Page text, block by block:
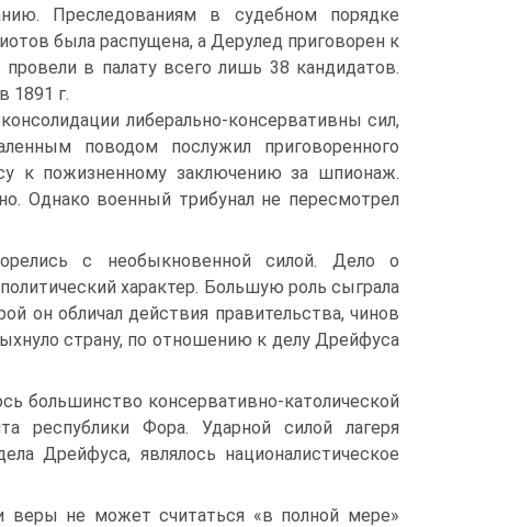
Преследованиям в судебном порядке
была распущена, а Дерулед приговорен к
в палату всего лишь 38 кандидатов.
1891 г.
либерально-консервативны сил,
поводом послужил приговоренного
к пожизненному заключению за шпионаж.
Однако военный трибунал не пересмотрел
с необыкновенной силой. Дело о
характер. Большую роль сыграла
он обличал действия правительства, чинов
страну, по отношению к делу Дрейфуса
большинство консервативно-католической
республики Фора. Ударной силой лагеря
Дрейфуса, являлось национа­листическое
веры не может считаться «в полной мере»